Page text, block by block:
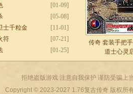
[01-09]
[05-08]
[11-01]
士千粒金
[07-21]
符
[01-25]
传奇 套装手把
道士心灵
拒绝盗版游戏 注意自我保护 谨防受骗上
Copyright © 2023-2027 1.76复古传奇版权所